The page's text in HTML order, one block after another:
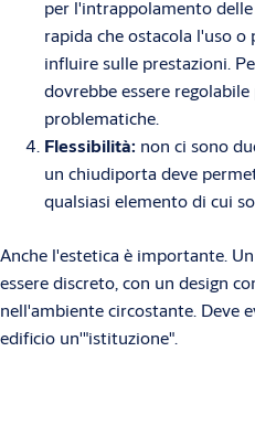
per l'intrappolamento
rapida che ostacola l'uso
influire sulle prestazioni.
dovrebbe essere
problematiche.
Flessibilità: non ci sono
un chiudiporta deve
qualsiasi elemento di cui
Anche l'estetica è importante.
essere discreto, con un design
nell'ambiente circostante. Deve
edificio un'"istituzione".